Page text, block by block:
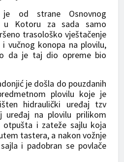
je od strane Osnovnog
u Kotoru za sada samo
trasološko vještačenje
vučnog konopa na plovilu,
da je taj dio opreme bio
je došla do pouzdanih
plovilu koje je
hidraulički uređaj tzv
uređaj na plovilu prilikom
i zateže sajlu koja
tastera, a nakon vožnje
i padobran se povlače